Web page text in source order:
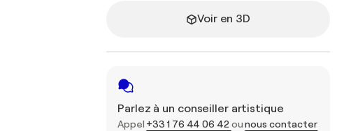
Voir en 3D
Parlez à un conseiller artistique
Appel +33 1 76 44 06 42 ounous contacter